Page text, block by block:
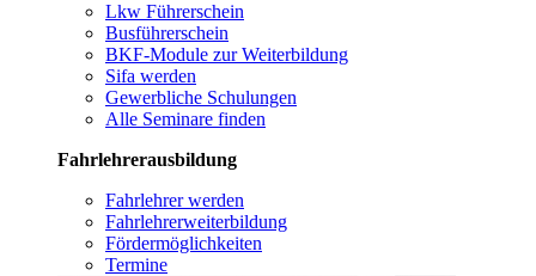
Lkw Führerschein
Busführerschein
BKF-Module zur Weiterbildung
Sifa werden
Gewerbliche Schulungen
Alle Seminare finden
Fahrlehrerausbildung
Fahrlehrer werden
Fahrlehrerweiterbildung
Fördermöglichkeiten
Termine